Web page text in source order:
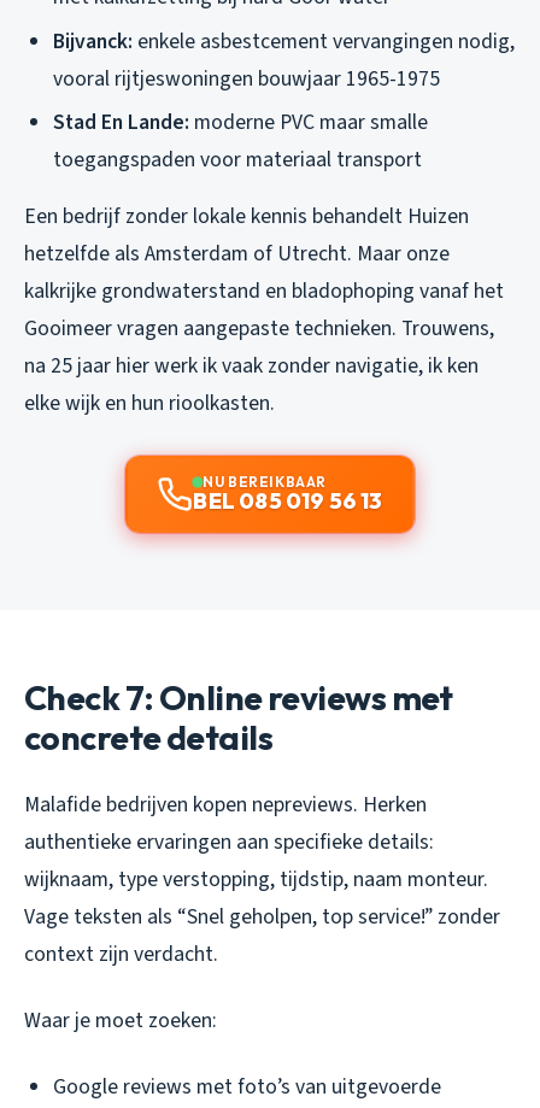
Bijvanck: enkele asbestcement vervangingen nodig,
vooral rijtjeswoningen bouwjaar 1965-1975
Stad En Lande: moderne PVC maar smalle
toegangspaden voor materiaal transport
Een bedrijf zonder lokale kennis behandelt Huizen
hetzelfde als Amsterdam of Utrecht. Maar onze
kalkrijke grondwaterstand en bladophoping vanaf het
Gooimeer vragen aangepaste technieken. Trouwens,
na 25 jaar hier werk ik vaak zonder navigatie, ik ken
elke wijk en hun rioolkasten.
NU BEREIKBAAR
BEL 085 019 56 13
Check 7: Online reviews met
concrete details
Malafide bedrijven kopen nepreviews. Herken
authentieke ervaringen aan specifieke details:
wijknaam, type verstopping, tijdstip, naam monteur.
Vage teksten als “Snel geholpen, top service!” zonder
context zijn verdacht.
Waar je moet zoeken:
Google reviews met foto’s van uitgevoerde